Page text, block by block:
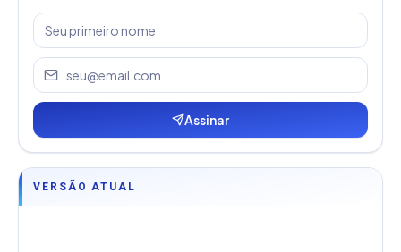
Assinar
VERSÃO ATUAL